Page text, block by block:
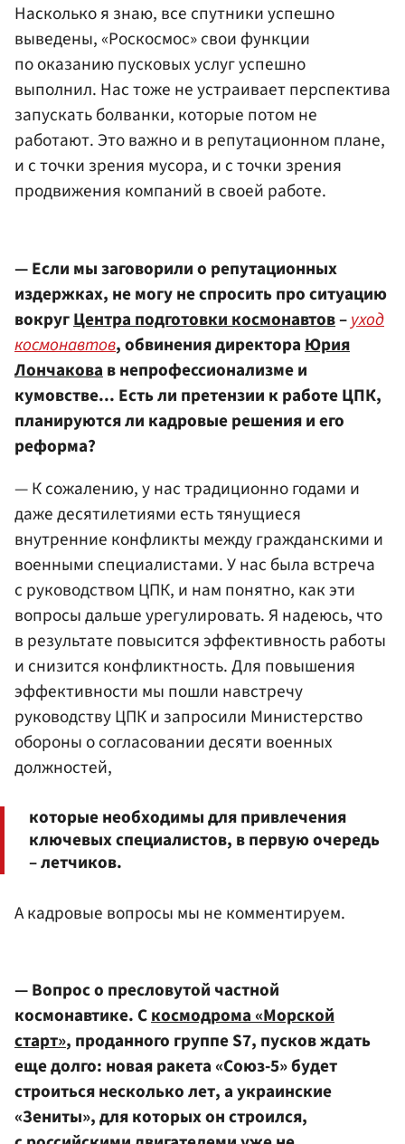
Насколько я знаю, все спутники успешно
выведены, «Роскосмос» свои функции
по оказанию пусковых услуг успешно
выполнил. Нас тоже не устраивает перспектива
запускать болванки, которые потом не
работают. Это важно и в репутационном плане,
и с точки зрения мусора, и с точки зрения
продвижения компаний в своей работе.
— Если мы заговорили о репутационных
издержках, не могу не спросить про ситуацию
вокругЦентра подготовки космонавтов–уход
космонавтов, обвинения директораЮрия
Лончаковав непрофессионализме и
кумовстве... Есть ли претензии к работе ЦПК,
планируются ли кадровые решения и его
реформа?
— К сожалению, у нас традиционно годами и
даже десятилетиями есть тянущиеся
внутренние конфликты между гражданскими и
военными специалистами. У нас была встреча
с руководством ЦПК, и нам понятно, как эти
вопросы дальше урегулировать. Я надеюсь, что
в результате повысится эффективность работы
и снизится конфликтность. Для повышения
эффективности мы пошли навстречу
руководству ЦПК и запросили Министерство
обороны о согласовании десяти военных
должностей,
которые необходимы для привлечения
ключевых специалистов, в первую очередь
– летчиков.
А кадровые вопросы мы не комментируем.
— Вопрос о пресловутой частной
космонавтике. Скосмодрома «Морской
старт», проданного группе S7, пусков ждать
еще долго: новая ракета «Союз-5» будет
строиться несколько лет, а украинские
«Зениты», для которых он строился,